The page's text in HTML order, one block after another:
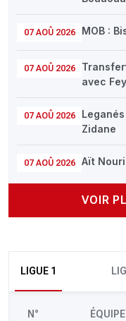
07 AOÛ 2026 MOB :
07 AOÛ 2026
avec
07 AOÛ 2026
Zidane
07 AOÛ 2026 Aït
VOIR
LIGUE 1
N° ÉQUIPE